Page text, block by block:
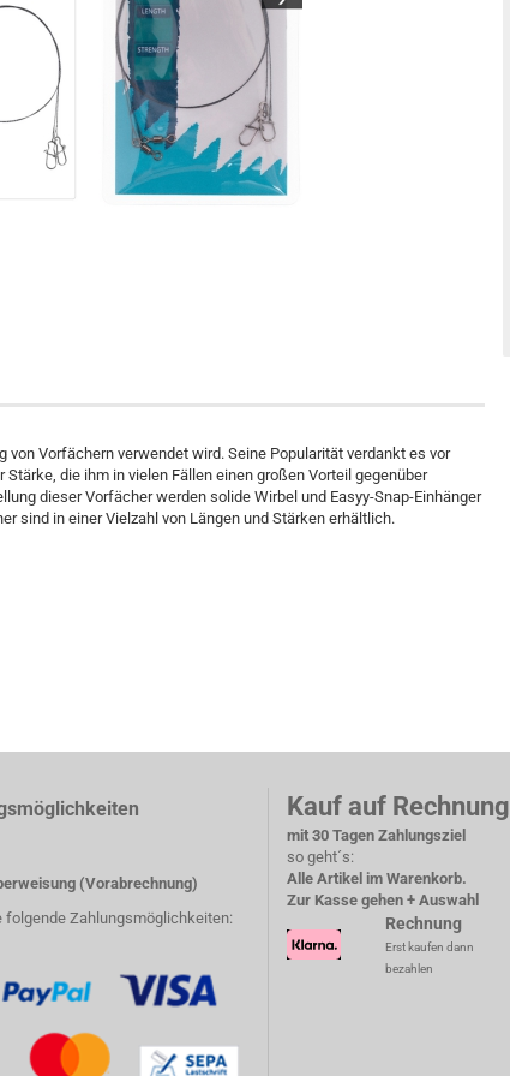
Vorfächern verwendet wird. Seine Popularität verdankt es vor
die ihm in vielen Fällen einen großen Vorteil gegenüber
dieser Vorfächer werden solide Wirbel und Easyy-Snap-Einhänger
sind in einer Vielzahl von Längen und Stärken erhältlich.
(Vorabrechnung)
folgende Zahlungsmöglichkeiten:
Kauf auf Rechnung
mit 30 Tagen Zahlungsziel
so geht´s:
Alle Artikel im Warenkorb.
Zur Kasse gehen + Auswahl
Rechnung
Erst kaufen dann
bezahlen